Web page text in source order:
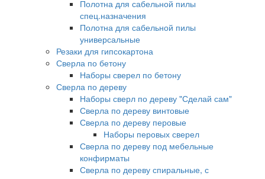
Полотна для сабельной пилы
спец.назначения
Полотна для сабельной пилы
универсальные
Резаки для гипсокартона
Сверла по бетону
Наборы сверел по бетону
Сверла по дереву
Наборы сверл по дереву "Сделай сам"
Сверла по дереву винтовые
Сверла по дереву перовые
Наборы перовых сверел
Сверла по дереву под мебельные
конфирматы
Сверла по дереву спиральные, с